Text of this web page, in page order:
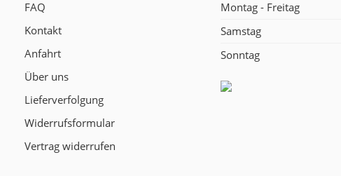
FAQ
Kontakt
Anfahrt
Über uns
Lieferverfolgung
Widerrufsformular
Vertrag widerrufen
Montag - Freitag
Samstag
Sonntag